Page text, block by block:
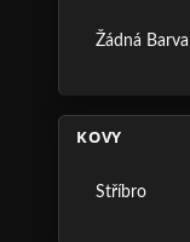
Žádná Barva
KOVY
Stříbro